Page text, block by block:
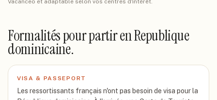
Vacanceo et adaptable selon vos centres d'intérêt.
Formalités pour partiren Republique
dominicaine.
VISA & PASSEPORT
Les ressortissants français n'ont pas besoin de visa pour la